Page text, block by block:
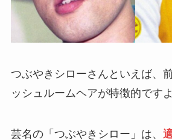
つぶやきシローさんといえば、
ッシュルームヘアが特徴的ですよ
芸名の「つぶやきシロー」は、